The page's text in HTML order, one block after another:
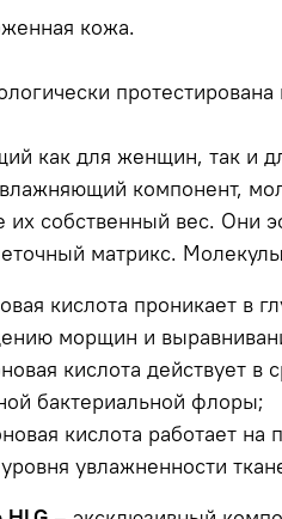
кожа.
как для женщин, так и
компонент,
собственный вес. Они
матрикс.
кислота проникает в
морщин и
кислота действует
бактериальной флоры;
кислота работает
увлажненности